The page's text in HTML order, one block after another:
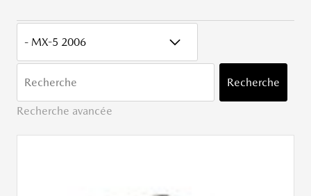
CATÉGORY
Recherche
Recherche avancée